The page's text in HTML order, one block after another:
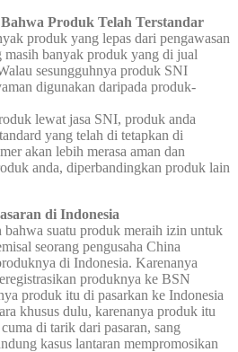
Produk Telah Terstandar
produk yang lepas dari pengawasan
masih banyak produk yang di jual
sesungguhnya produk SNI
digunakan daripada produk-
lewat jasa SNI, produk anda
yang telah di tetapkan di
akan lebih merasa aman dan
anda, diperbandingkan produk lain
di Indonesia
suatu produk meraih izin untuk
seorang pengusaha China
di Indonesia. Karenanya
produknya ke BSN
produk itu di pasarkan ke Indonesia
khusus dulu, karenanya produk itu
di tarik dari pasaran, sang
kasus lantaran mempromosikan